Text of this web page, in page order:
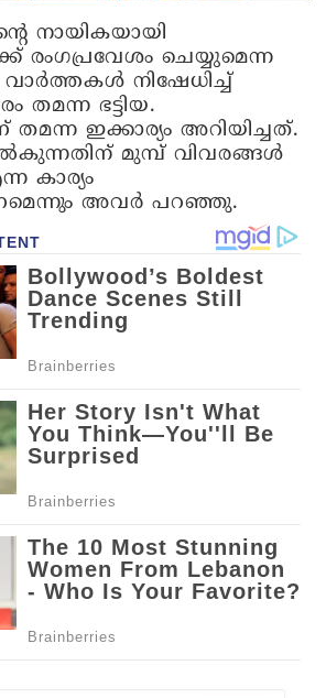
നായികയായി
രംഗപ്രവേശം ചെയ്യുമെന്ന
നിഷേധിച്ച്
തമന്ന ഭട്ടിയ.
തമന്ന ഇക്കാര്യം അറിയിച്ചത്.
മുമ്പ് വിവരങ്ങള്‍
കാര്യം
അവര്‍ പറഞ്ഞു.